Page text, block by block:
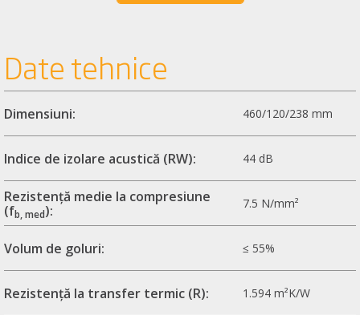
Date tehnice
Dimensiuni: 460/120/238 mm
Indice de izolare acustică (RW): 44 dB
Rezistență medie la compresiune
(fb, med): 7.5 N/mm²
Volum de goluri: ≤ 55%
Rezistență la transfer termic (R): 1.594 m²K/W